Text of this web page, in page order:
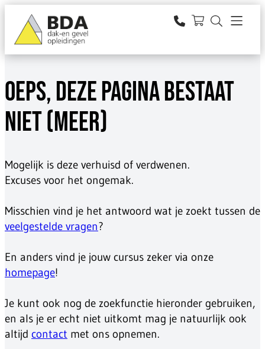
naar
de
inhoud
OEPS, DEZE PAGINA BESTAAT
NIET (MEER)
Mogelijk is deze verhuisd of verdwenen.
Excuses voor het ongemak.
Misschien vind je het antwoord wat je zoekt tussen de
veelgestelde vragen?
En anders vind je jouw cursus zeker via onze
homepage!
Je kunt ook nog de zoekfunctie hieronder gebruiken,
en als je er echt niet uitkomt mag je natuurlijk ook
altijd contact met ons opnemen.